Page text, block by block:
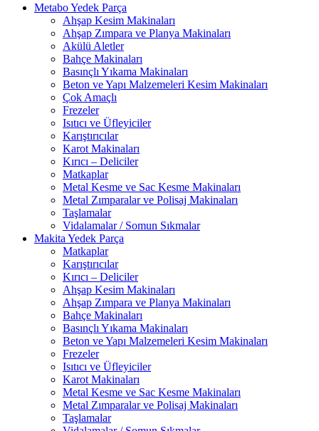
Metabo Yedek Parça
Ahşap Kesim Makinaları
Ahşap Zımpara ve Planya Makinaları
Akülü Aletler
Bahçe Makinaları
Basınçlı Yıkama Makinaları
Beton ve Yapı Malzemeleri Kesim Makinaları
Çok Amaçlı
Frezeler
Isıtıcı ve Üfleyiciler
Karıştırıcılar
Karot Makinaları
Kırıcı – Deliciler
Matkaplar
Metal Kesme ve Sac Kesme Makinaları
Metal Zımparalar ve Polisaj Makinaları
Taşlamalar
Vidalamalar / Somun Sıkmalar
Makita Yedek Parça
Matkaplar
Karıştırıcılar
Kırıcı – Deliciler
Ahşap Kesim Makinaları
Ahşap Zımpara ve Planya Makinaları
Bahçe Makinaları
Basınçlı Yıkama Makinaları
Beton ve Yapı Malzemeleri Kesim Makinaları
Frezeler
Isıtıcı ve Üfleyiciler
Karot Makinaları
Metal Kesme ve Sac Kesme Makinaları
Metal Zımparalar ve Polisaj Makinaları
Taşlamalar